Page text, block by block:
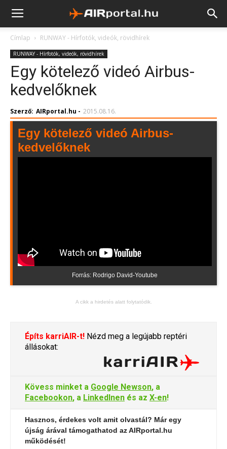
Címlap RUNWAY - Hírfotók, videók, rövidhírek
RUNWAY - Hírfotók, videók, rövidhírek
Egy kötelező videó Airbus-
kedvelőknek
Szerző: AIRportal.hu - 2015.08.16.
Egy kötelező videó Airbus-
kedvelőknek
Forrás: Rodrigo David-Youtube
A cikk a hirdetés alatt folytatódik.
Építs karriAIR-t! Nézd meg a legújabb reptéri
állásokat:
Kövess minket a Google Newson, a
Facebookon, a LinkedInen és az X-en!
Hasznos, érdekes volt amit olvastál? Már egy
újság árával támogathatod az AIRportal.hu
működését!